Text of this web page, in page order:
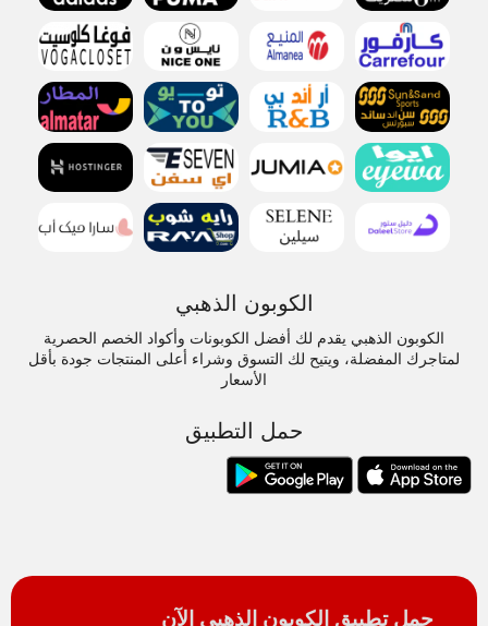
الكوبون الذهبي
الكوبون الذهبي يقدم لك أفضل الكوبونات وأكواد الخصم الحصرية
لمتاجرك المفضلة، ويتيح لك التسوق وشراء أعلى المنتجات جودة بأقل
الأسعار
حمل التطبيق
حمل تطبيق الكوبون الذهبي الآن